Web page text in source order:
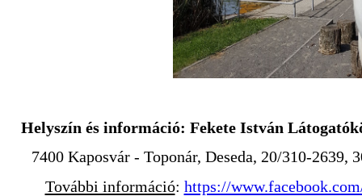
Helyszín és információ: Fekete István
7400 Kaposvár - Toponár, Deseda, 20/310-2639,
További információ: https://